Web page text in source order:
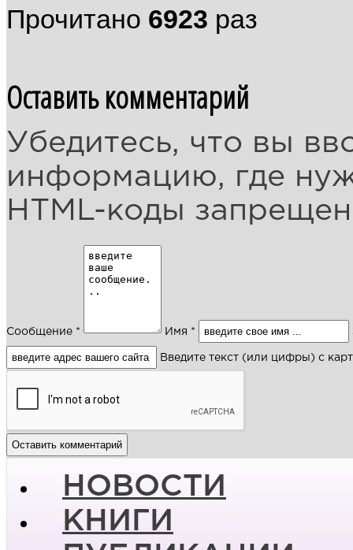
Прочитано 6923 раз
Оставить комментарий
Убедитесь, что вы
информацию, где
HTML-коды
Сообщение * Имя *
Введите текст (или цифры) с
НОВОСТИ
КНИГИ